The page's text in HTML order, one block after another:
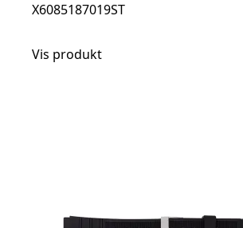
X6085187019ST
Vis produkt